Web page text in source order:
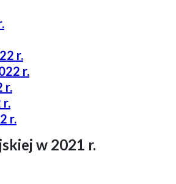
r.
r.
r.
r.
r.
w 2021 r.